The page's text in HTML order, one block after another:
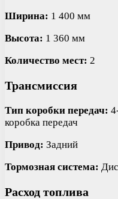
Ширина: 1 400 мм
Высота: 1 360 мм
Количество мест: 2
Трансмиссия
Тип коробки передач:
коробка передач
Привод: Задний
Тормозная система:
Расход топлива